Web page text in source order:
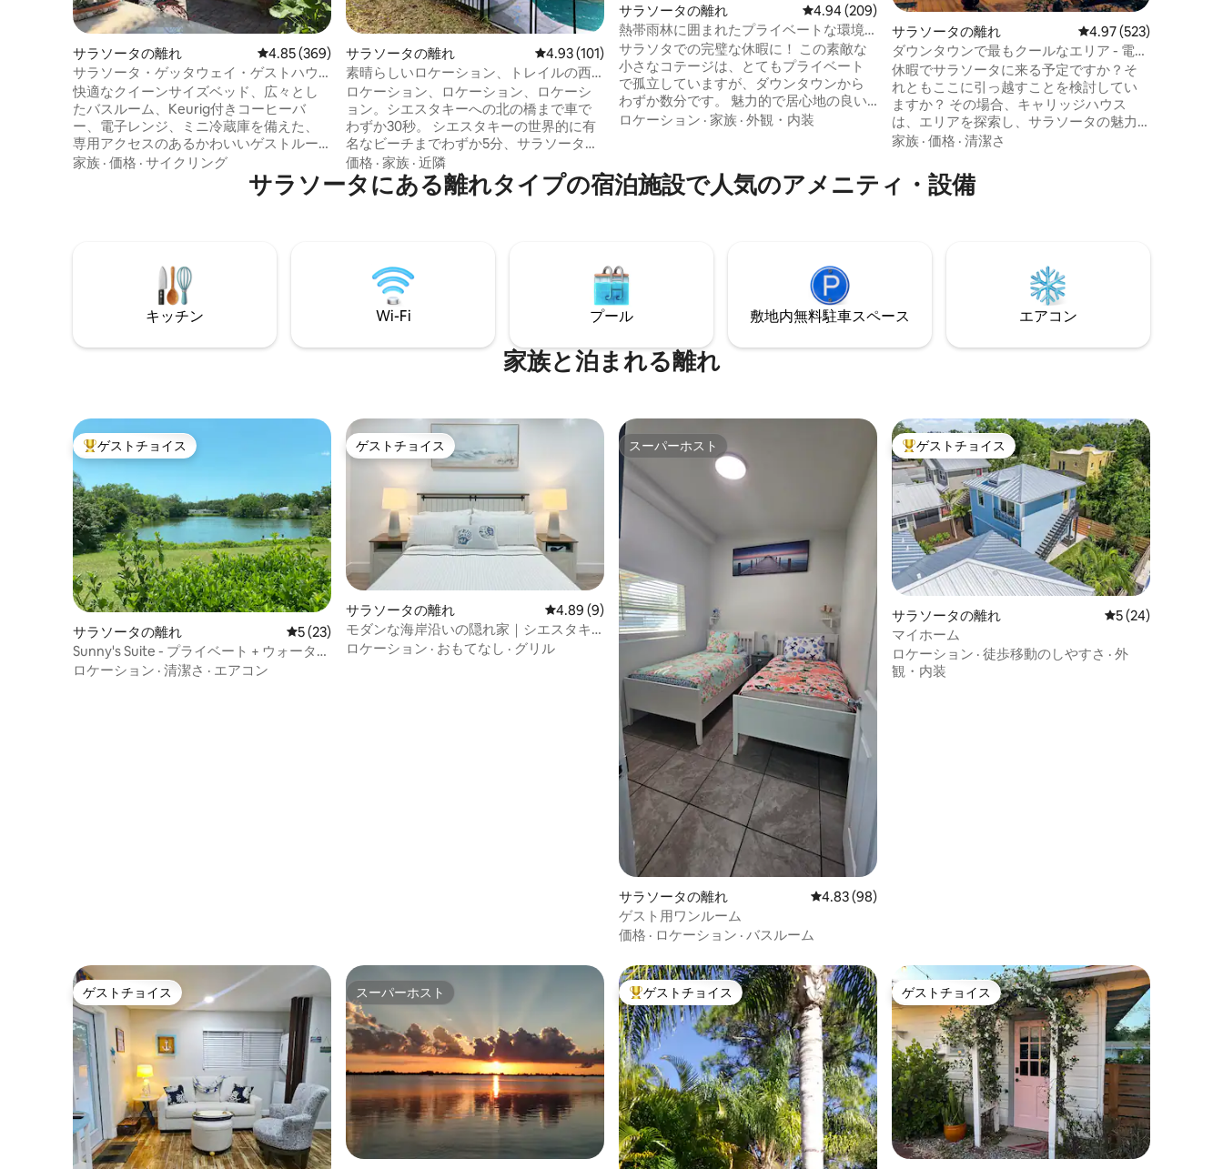
サラソータの離れ レビュー369件、5つ星中4.85つ星の平均評価
4.85 (369)
サラソータ・ゲッタウェイ・ゲストハウ
ス
快適なクイーンサイズベッド、広々とし
たバスルーム、Keurig付きコーヒーバ
ー、電子レンジ、ミニ冷蔵庫を備えた、
専用アクセスのあるかわいいゲストルー
ムです。ダウンタウンのショッピング、
ダイニング、ライブミュージック、ホー
ルフーズ、ギャラリー、高級ショップま
散歩エリア、ウォーキング/ランニングコ
ースがあります。リドビーチ、セントア
ーマンズサークル、モートマリン、美術
館、劇場、サラソタの人気沿岸アトラク
家族 · 価格 · サイクリング
サラソータの離れ レビュー101件、5つ星中4.93つ星の平均評価
4.93 (101)
素晴らしいロケーション、トレイルの西
側
ロケーション、ロケーション、ロケーシ
ョン。シエスタキーへの北の橋まで車で
わずか30秒。 シエスタキーの世界的に有
名なビーチまでわずか5分、サラソータの
ダウンタウンまで4分、ショッピングや素
晴らしいレストランまで2分です。 とても
プライベートな環境で、緑豊かな木々に
をお楽しみください。 プール、屋外スペ
ースをお楽しみください。飲み物を飲み
ながら、楽園での時間を楽しみながらグ
リルで料理をしてください。
価格 · 家族 · 近隣
サラソータの離れ レビュー209件、5つ星中4.94つ星の平均評価
4.94 (209)
熱帯雨林に囲まれたプライベートな環境
にある1920年代のコテージ
サラソタでの完璧な休暇に！ この素敵な
小さなコテージは、とてもプライベート
で孤立していますが、ダウンタウンから
わずか数分です。 魅力的で居心地の良い
時代物のコテージにあるモダンな設備と
ご自宅のようにおくつろぎいただけま
す。 ツタで覆われたオーク、松、そして
す！
ロケーション · 家族 · 外観・内装
サラソータの離れ レビュー523件、5つ
4.97 (523)
ダウンタウンで最もクールなエリア - 電動
自転車、ビーチ用品
休暇でサラソータに来る予定ですか？そ
れともここに引っ越すことを検討してい
ますか？ その場合、キャリッジハウス
は、エリアを探索し、サラソータの魅力
を体験する際の拠点として最適な場所で
クールなバー、ユニークなショップまで
すぐに歩いて行けます。セルビーガーデ
ニティをご用意しています。
家族 · 価格 · 清潔さ
サラソータにある離れタイプの宿泊施設で人気のアメニティ・設備
キッチン Wi-Fi プール 敷地内無料駐⁠車ス⁠ペ⁠ー⁠ス エアコン
家族と泊まれる離れ
大好評のゲストチョイスです。
ゲストチョイス
サラソータの離れ レビュー23件、5つ星中5つ星の平均評価
5 (23)
Sunny's Suite - プライベート + ウォーター
フロント
ロケーション · 清潔さ · エアコン
ゲストチョイス
ゲストチョイス
サラソータの離れ レビュー9件、5つ星中4.89つ星の平均評価
4.89 (9)
モダンな海岸沿いの隠れ家｜シエスタキ
ーから数分
ロケーション · おもてなし · グリル
スーパーホスト
スーパーホスト
サラソータの離れ レビュー98件、5つ星中4.83つ星の平均評価
4.83 (98)
ゲスト用ワンルーム
価格 · ロケーション · バスルーム
大好評のゲストチョイスです。
ゲストチョイス
サラソータの離れ レビュー24件、5
5 (24)
マイホーム
ロケーション · 徒歩移動のしやすさ · 外
観・内装
ゲストチョイス
ゲストチョイス スーパーホスト
スーパーホスト 大好評のゲストチョイスです。
ゲストチョイス ゲストチョイス
ゲストチョイス